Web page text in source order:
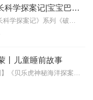
破坏者联盟篇2·猴子警长科学探案记|宝宝巴士故事
【适听年龄】7岁+《猴子警长科学探案记》系列《破坏者联盟篇1·猴子警长科学探案记》>>>《破坏者联盟篇2·猴子警长科学探案记》>>>《破坏者联盟篇3·猴子警长科...
丨儿童睡前故事
重磅推荐：1.【侦探冒险系列】《贝乐虎神秘海洋探案记丨侦探冒险故事丨科普百科》《贝乐虎之历史大侦探丨国学启蒙丨侦探冒险故事》2.【经典名著系列】《贝乐虎讲西游记...